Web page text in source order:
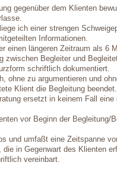
gegenüber dem Klienten
ich einer strengen
Informationen.
einen längeren Zeitraum als 6
zwischen Begleiter und
schriftlich dokumentiert.
ohne zu argumentieren und
Klient die Begleitung beendet.
ersetzt in keinem Fall eine
vor Beginn der Begleitung/
und umfaßt eine Zeitspanne
in Gegenwart des Klienten
vereinbart.